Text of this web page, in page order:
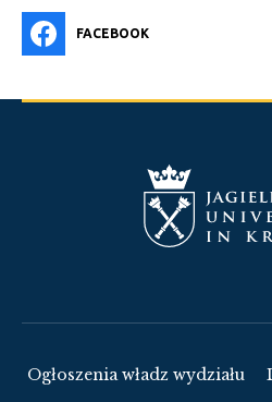
FACEBOOK
Ogłoszenia władz wydziału